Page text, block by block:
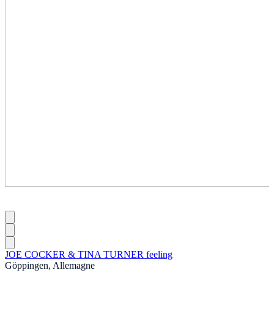
JOE COCKER & TINA TURNER feeling
Göppingen, Allemagne